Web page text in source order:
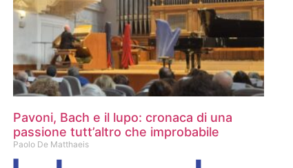
Pavoni, Bach e il lupo: cronaca di una
passione tutt’altro che improbabile
Paolo De Matthaeis